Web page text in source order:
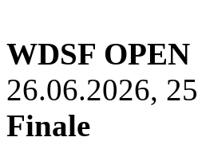
WDSF
26.06.2026,
Finale